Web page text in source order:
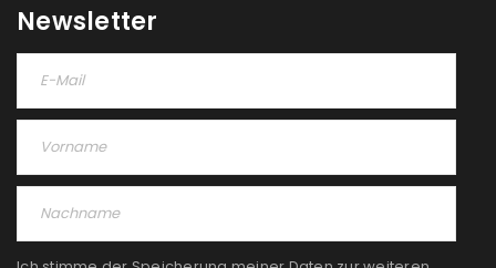
Please select all the ways you would like to hear from
Ich stimme zu
Ja, ich möchte ein Kundenkonto eröffnen und
akzeptiere dieDatenschutzerklärung. *
REGISTRIEREN
Newsletter